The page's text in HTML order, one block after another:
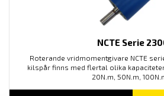
NCTE Serie
Roterande vridmomentgivare NCTE
kilspår finns med flertal olika kapaciteter
20N.m, 50N.m,